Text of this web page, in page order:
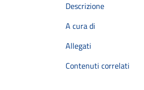
Descrizione
A cura di
Allegati
Contenuti correlati